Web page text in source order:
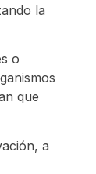
la
o
que
a